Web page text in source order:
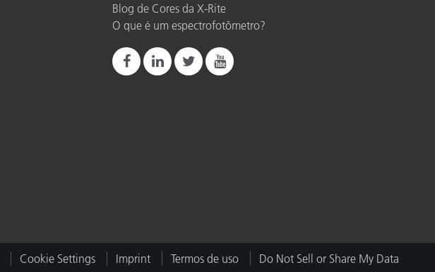
Blog de Cores da X-Rite
O que é um espectrofotômetro?
Cookie Settings Imprint Termos de uso Do Not Sell or Share My Data